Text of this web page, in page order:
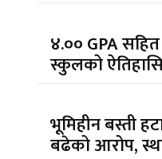
४.०० GPA
स्कुलको
भूमिहीन बस्ती
बढेको आरोप,